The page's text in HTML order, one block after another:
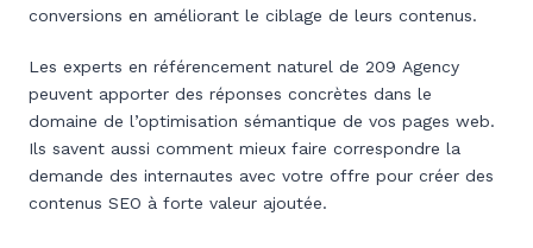
conversions en améliorant le ciblage de leurs contenus.
Les experts en référencement naturel de 209 Agency
peuvent apporter des réponses concrètes dans le
domaine de l’optimisation sémantique de vos pages web.
Ils savent aussi comment mieux faire correspondre la
demande des internautes avec votre offre pour créer des
contenus SEO à forte valeur ajoutée.